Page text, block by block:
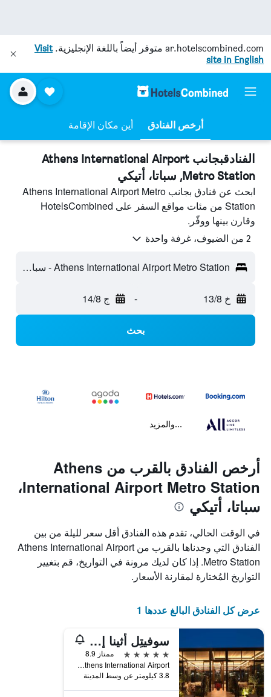
ar.hotelscombined.com متوفر أيضاً باللغة الإنجليزية.Visit
site in English
أرخص الفنادق أين مكان الإقامة
الفنادقبجانب Athens International Airport
Metro Station, سباتا، أتيكي
ابحث عن فنادق بجانب Athens International Airport Metro
Station من مئات مواقع السفر على HotelsCombined
وقارن بينها ووفّر.
2 من الضيوف، غرفة واحدة
Athens International Airport Metro Station - سباتا، أتيكي، أتيكا، اليونان
خ 13/8 - ج 14/8
بحث
...والمزيد
أرخص الفنادق بالقرب من Athens
International Airport Metro Station،
سباتا، أتيكي
في الوقت الحالي، تقدم هذه الفنادق أقل سعر لليلة من بين
الفنادق التي وجدناها بالقرب من Athens International Airport
Metro Station. إذا كان لديك مرونة في التواريخ، قم بتغيير
التواريخ المُختارة لمقارنة الأسعار.
عرض كل الفنادق البالغ عددها 1
سوفيتِل أثينا إيربورت
5 نجوم
ممتاز 8.9
Athens International Airport, سباتا، أتيكي, اليونان
3.8 كيلومتر عن وسط المدينة